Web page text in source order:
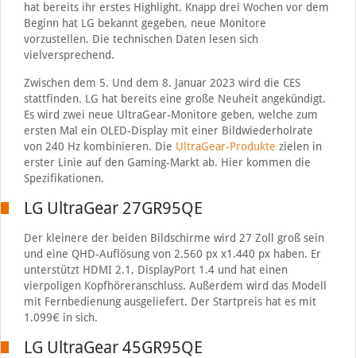
hat bereits ihr erstes Highlight. Knapp drei Wochen vor dem
Beginn hat LG bekannt gegeben, neue Monitore
vorzustellen. Die technischen Daten lesen sich
vielversprechend.
Zwischen dem 5. Und dem 8. Januar 2023 wird die CES
stattfinden. LG hat bereits eine große Neuheit angekündigt.
Es wird zwei neue UltraGear-Monitore geben, welche zum
ersten Mal ein OLED-Display mit einer Bildwiederholrate
von 240 Hz kombinieren. Die UltraGear-Produkte zielen in
erster Linie auf den Gaming-Markt ab. Hier kommen die
Spezifikationen.
LG UltraGear 27GR95QE
Der kleinere der beiden Bildschirme wird 27 Zoll groß sein
und eine QHD-Auflösung von 2.560 px x1.440 px haben. Er
unterstützt HDMI 2.1, DisplayPort 1.4 und hat einen
vierpoligen Kopfhöreranschluss. Außerdem wird das Modell
mit Fernbedienung ausgeliefert. Der Startpreis hat es mit
1.099€ in sich.
LG UltraGear 45GR95QE